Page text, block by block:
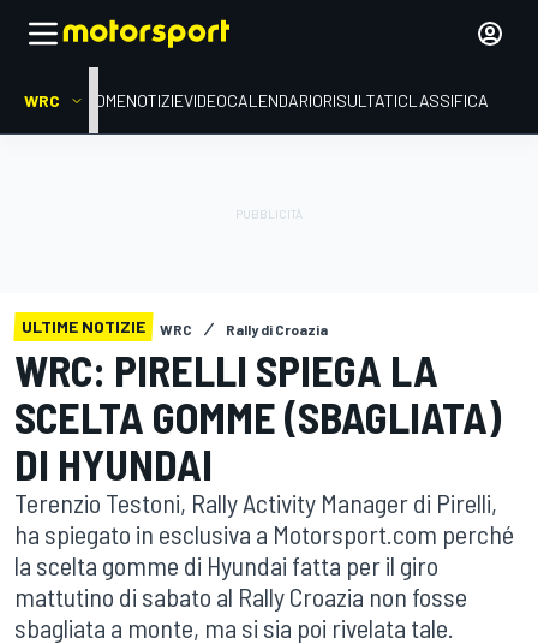
WRC HOMENOTIZIEVIDEOCALENDARIORISULTATICLASSIFICA
ULTIME NOTIZIE WRC Rally di Croazia
WRC: PIRELLI SPIEGA LA
SCELTA GOMME (SBAGLIATA)
DI HYUNDAI
Terenzio Testoni, Rally Activity Manager di Pirelli,
ha spiegato in esclusiva a Motorsport.com perché
la scelta gomme di Hyundai fatta per il giro
mattutino di sabato al Rally Croazia non fosse
sbagliata a monte, ma si sia poi rivelata tale.